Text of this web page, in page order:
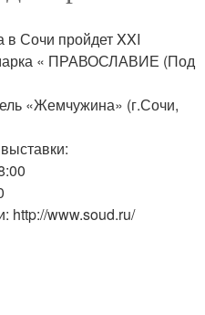
в Сочи пройдет XXI
« ПРАВОСЛАВИЕ (Под
«Жемчужина» (г.Сочи,
http://www.soud.ru/